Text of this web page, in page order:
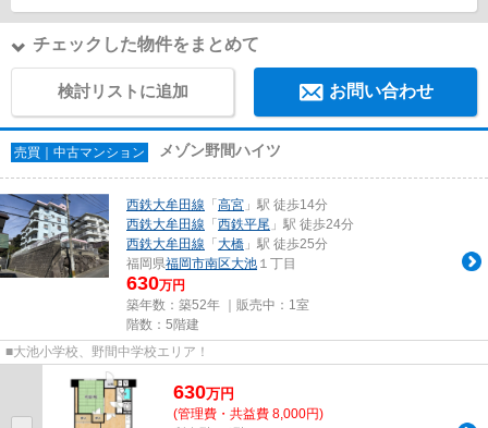
チェックした物件をまとめて
検討リストに追加 お問い合わせ
売買｜中古マンション メゾン野間ハイツ
西鉄大牟田線 「 高宮 」駅 徒歩14分
西鉄大牟田線 「 西鉄平尾 」駅 徒歩24分
西鉄大牟田線 「 大橋 」駅 徒歩25分
福岡県福岡市南区大池 １丁目
630万円
築年数：築52年 ｜販売中： 1室
階数：5階建
■大池小学校、野間中学校エリア！
630万円
(管理費・共益費 8,000円)